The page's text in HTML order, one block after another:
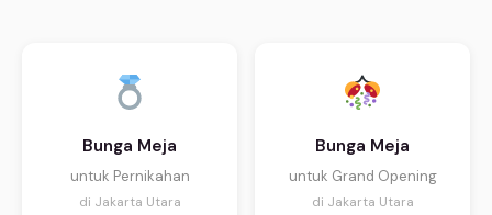
Bunga Meja
untuk Pernikahan
di Jakarta Utara
Bunga Meja
untuk Grand Opening
di Jakarta Utara